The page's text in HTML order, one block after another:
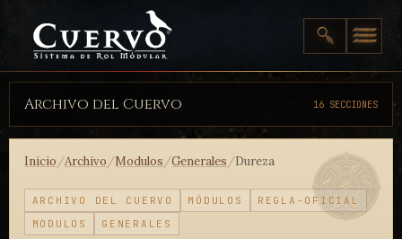
Archivo del Cuervo 16 SECCIONES
Inicio/Archivo/Modulos/Generales/Dureza
ARCHIVO DEL CUERVO MÓDULOS
REGLA-OFICIAL
MODULOS
GENERALES